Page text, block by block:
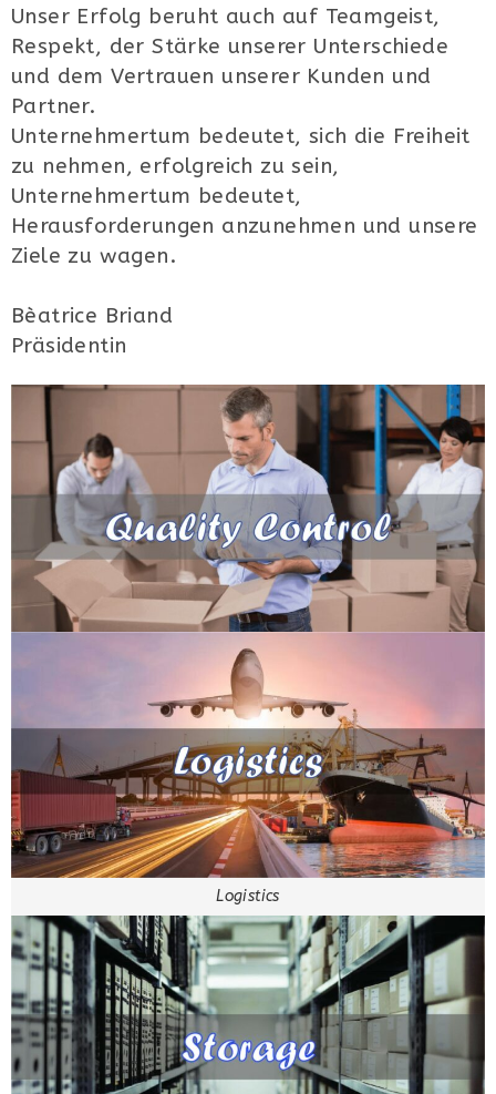
Unser Erfolg beruht auch auf Teamgeist,
Respekt, der Stärke unserer Unterschiede
und dem Vertrauen unserer Kunden und
Partner.
Unternehmertum bedeutet, sich die Freiheit
zu nehmen, erfolgreich zu sein,
Unternehmertum bedeutet,
Herausforderungen anzunehmen und unsere
Ziele zu wagen.
Bèatrice Briand
Präsidentin
Logistics